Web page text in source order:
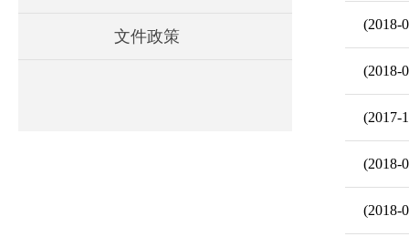
文件政策
(2018-
(2018-
(2017-
(2018-
(2018-